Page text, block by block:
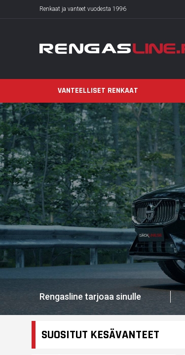
Renkaat ja vanteet vuodesta 1996
VANTEELLISET RENKAAT
Rengasline tarjoaa sinulle
SUOSITUT KESÄVANTEET